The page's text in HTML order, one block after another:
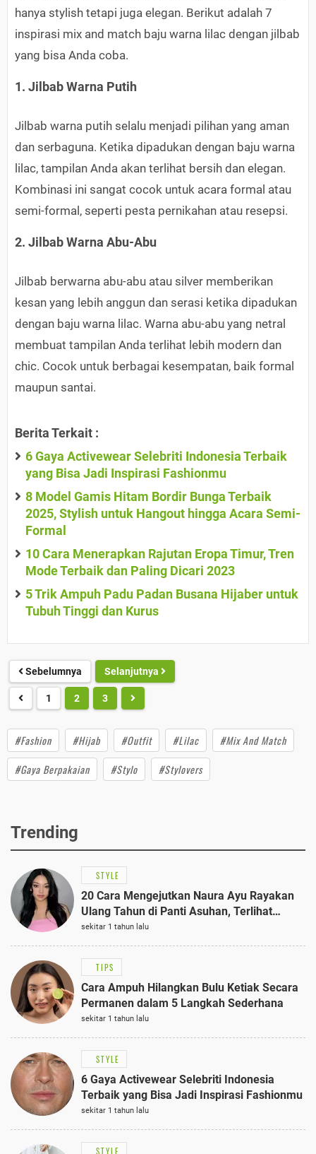
hanya stylish tetapi juga elegan. Berikut adalah 7
inspirasi mix and match baju warna lilac dengan jilbab
yang bisa Anda coba.
1. Jilbab Warna Putih
Jilbab warna putih selalu menjadi pilihan yang aman
dan serbaguna. Ketika dipadukan dengan baju warna
lilac, tampilan Anda akan terlihat bersih dan elegan.
Kombinasi ini sangat cocok untuk acara formal atau
semi-formal, seperti pesta pernikahan atau resepsi.
2. Jilbab Warna Abu-Abu
Jilbab berwarna abu-abu atau silver memberikan
kesan yang lebih anggun dan serasi ketika dipadukan
dengan baju warna lilac. Warna abu-abu yang netral
membuat tampilan Anda terlihat lebih modern dan
chic. Cocok untuk berbagai kesempatan, baik formal
maupun santai.
Berita Terkait :
6 Gaya Activewear Selebriti Indonesia Terbaik
yang Bisa Jadi Inspirasi Fashionmu
8 Model Gamis Hitam Bordir Bunga Terbaik
2025, Stylish untuk Hangout hingga Acara Semi-
Formal
10 Cara Menerapkan Rajutan Eropa Timur, Tren
Mode Terbaik dan Paling Dicari 2023
5 Trik Ampuh Padu Padan Busana Hijaber untuk
Tubuh Tinggi dan Kurus
Sebelumnya Selanjutnya
1 2 3
#Fashion #Hijab #Outfit #Lilac
#Mix And Match
#Gaya Berpakaian
#Stylo #Stylovers
Trending
STYLE
20 Cara Mengejutkan Naura Ayu Rayakan
Ulang Tahun di Panti Asuhan, Terlihat
Anggun dengan Kaftan Cokelat
sekitar 1 tahun lalu
TIPS
Cara Ampuh Hilangkan Bulu Ketiak Secara
Permanen dalam 5 Langkah Sederhana
sekitar 1 tahun lalu
STYLE
6 Gaya Activewear Selebriti Indonesia
Terbaik yang Bisa Jadi Inspirasi Fashionmu
sekitar 1 tahun lalu
STYLE